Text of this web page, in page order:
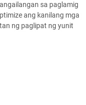
sa paglamig
ang kanilang mga
ng paglipat ng yunit